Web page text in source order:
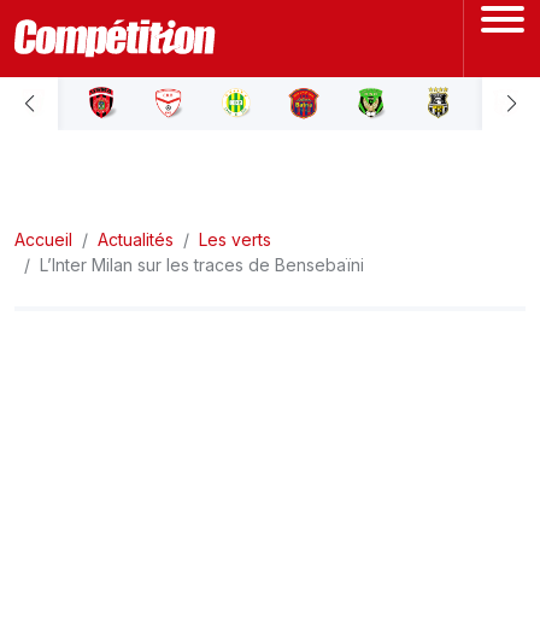
ACCUEIL
LIGUE 2
Accueil Actualités
Les verts
L’Inter Milan sur les traces de Bensebaïni